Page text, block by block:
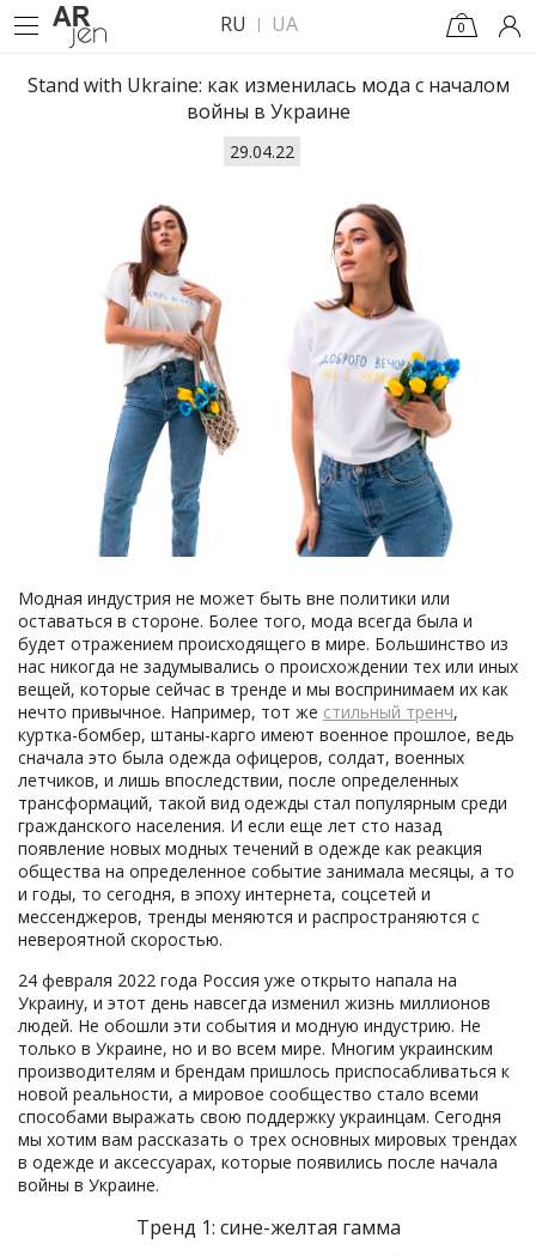
RU UA 0
Stand with Ukraine: как изменилась мода с началом
войны в Украине
29.04.22
Модная индустрия не может быть вне политики или
оставаться в стороне. Более того, мода всегда была и
будет отражением происходящего в мире. Большинство из
нас никогда не задумывались о происхождении тех или иных
вещей, которые сейчас в тренде и мы воспринимаем их как
нечто привычное. Например, тот же стильный тренч,
куртка-бомбер, штаны-карго имеют военное прошлое, ведь
сначала это была одежда офицеров, солдат, военных
летчиков, и лишь впоследствии, после определенных
трансформаций, такой вид одежды стал популярным среди
гражданского населения. И если еще лет сто назад
появление новых модных течений в одежде как реакция
общества на определенное событие занимала месяцы, а то
и годы, то сегодня, в эпоху интернета, соцсетей и
мессенджеров, тренды меняются и распространяются с
невероятной скоростью.
24 февраля 2022 года Россия уже открыто напала на
Украину, и этот день навсегда изменил жизнь миллионов
людей. Не обошли эти события и модную индустрию. Не
только в Украине, но и во всем мире. Многим украинским
производителям и брендам пришлось приспосабливаться к
новой реальности, а мировое сообщество стало всеми
способами выражать свою поддержку украинцам. Сегодня
мы хотим вам рассказать о трех основных мировых трендах
в одежде и аксессуарах, которые появились после начала
войны в Украине.
Тренд 1: сине-желтая гамма